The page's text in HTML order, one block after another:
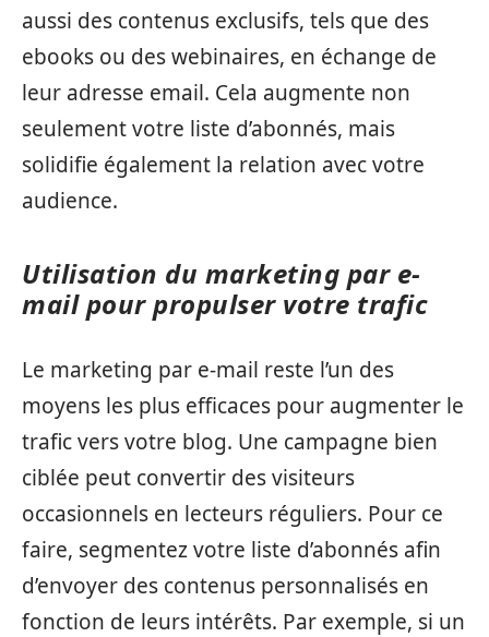
aussi des contenus exclusifs, tels que des
ebooks ou des webinaires, en échange de
leur adresse email. Cela augmente non
seulement votre liste d’abonnés, mais
solidifie également la relation avec votre
audience.
Utilisation du marketing par e-
mail pour propulser votre trafic
Le marketing par e-mail reste l’un des
moyens les plus efficaces pour augmenter le
trafic vers votre blog. Une campagne bien
ciblée peut convertir des visiteurs
occasionnels en lecteurs réguliers. Pour ce
faire, segmentez votre liste d’abonnés afin
d’envoyer des contenus personnalisés en
fonction de leurs intérêts. Par exemple, si un